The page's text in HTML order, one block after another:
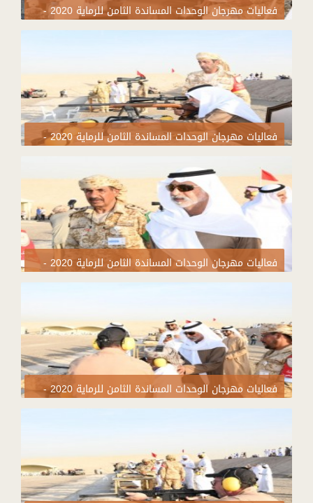
فعاليات مهرجان الوحدات المساندة الثامن للرماية 2020 -
اليوم التاسع
فعاليات مهرجان الوحدات المساندة الثامن للرماية 2020 -
اليوم التاسع
فعاليات مهرجان الوحدات المساندة الثامن للرماية 2020 -
اليوم التاسع
فعاليات مهرجان الوحدات المساندة الثامن للرماية 2020 -
اليوم التاسع